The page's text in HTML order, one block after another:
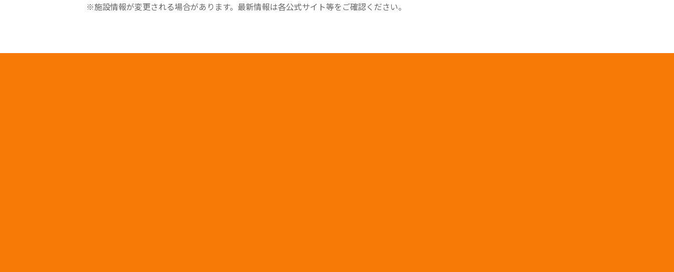
※施設情報が変更される場合があります。最新情報は各公式サイト等をご確認ください。